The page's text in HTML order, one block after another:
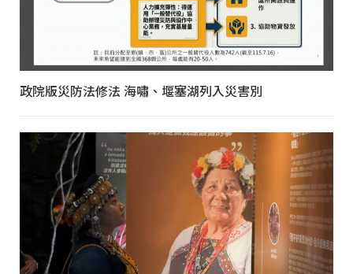
政院版災防法修法 海嘯、堰塞湖列入災害別